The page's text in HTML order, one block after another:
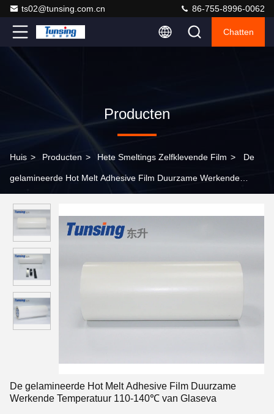
ts02@tunsing.com.cn 86-755-8996-0062
Chatten
Producten
Huis > Producten > Hete Smeltings Zelfklevende Film > De
gelamineerde Hot Melt Adhesive Film Duurzame Werkende
De gelamineerde Hot Melt Adhesive Film Duurzame
Werkende Temperatuur 110-140℃ van Glaseva